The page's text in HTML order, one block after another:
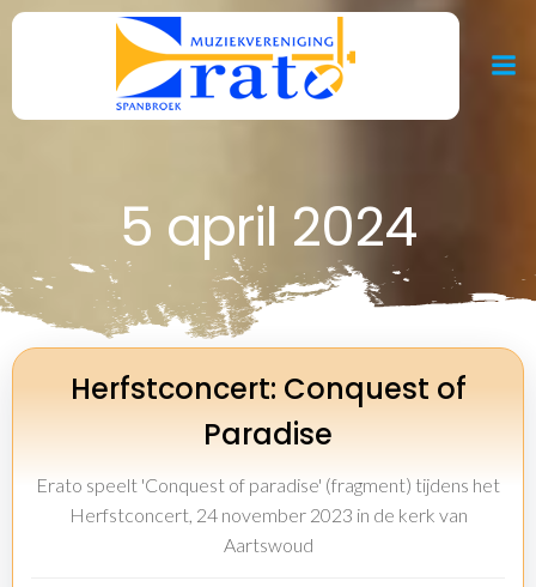
Ga
naar
de
inhoud
5 april 2024
Herfstconcert: Conquest of
Paradise
Erato speelt 'Conquest of paradise' (fragment) tijdens het
Herfstconcert, 24 november 2023 in de kerk van
Aartswoud